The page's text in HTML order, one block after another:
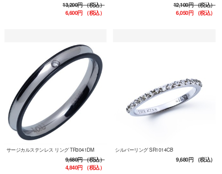
13,200円（税込）
6,600円（税込）
12,100円（税込）
6,050円（税込）
サージカルステンレス リング TR3041DM
9,680円（税込）
4,840円（税込）
シルバーリング SR1014CB
9,680円（税込）